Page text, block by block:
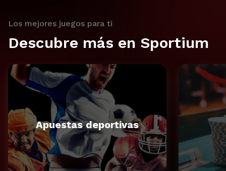
Los mejores juegos para ti
Descubre más en Sportium
Apuestas deportivas